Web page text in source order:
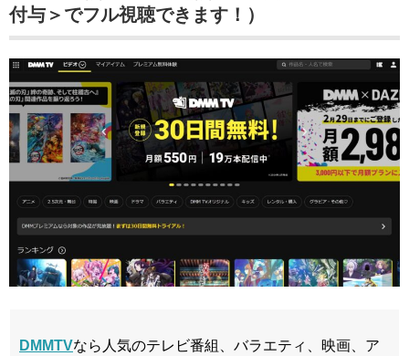
付与＞でフル視聴できます！）
DMMTVなら人気のテレビ番組、バラエティ、映画、ア